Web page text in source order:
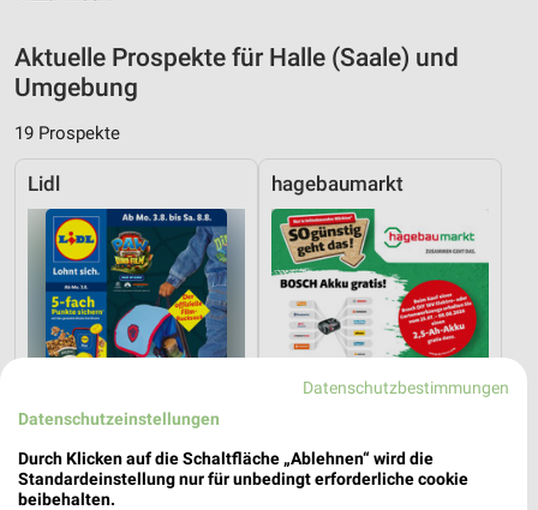
Aktuelle Prospekte für Halle (Saale) und
Umgebung
19 Prospekte
Lidl hagebaumarkt
Datenschutzbestimmungen
Datenschutzeinstellungen
Durch Klicken auf die Schaltfläche „Ablehnen“ wird die
Standardeinstellung nur für unbedingt erforderliche cookie
beibehalten.